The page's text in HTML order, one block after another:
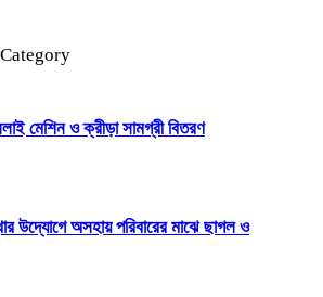
মেশিন ও ক্রীড়া সামগ্রী বিতরণ
উদ্যোগে অসহায় পরিবারের মাঝে ছাগল ও